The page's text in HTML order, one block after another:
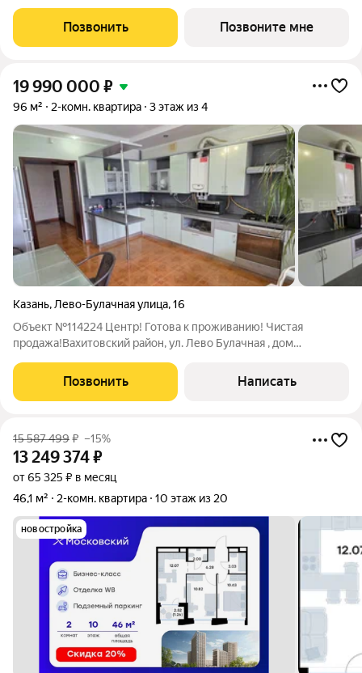
Собственный детский сад, школа, дворы-парки с сенсорными
игровыми и
Позвонить Позвоните мне
19 990 000 ₽
96 м² 2-комн. квартира 3 этаж из 4
Казань, Лево-Булачная улица,16
Объект №114224 Центр! Готова к проживанию! Чистая
продажа!Вахитовский район, ул. Лево Булачная , дом
индивидуальным отоплением ( установлен двухконтурный
котел) на 3/4 этажного кирпичного
Позвонить Написать
15 587 499₽ –15%
13 249 374₽
от 65 325 ₽ в месяц
46,1 м²
2-комн. квартира 10 этаж из 20
новостройка